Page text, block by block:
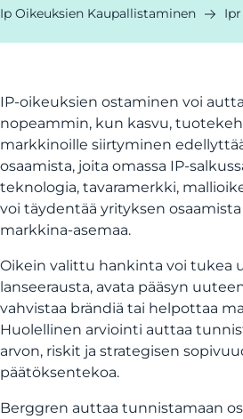
Ip Oikeuksien Kaupallistaminen
IP-oikeuksien ostaminen voi
nopeammin, kun kasvu,
markkinoille siirtyminen
osaamista, joita omassa IP-
teknologia, tavaramerkki,
voi täydentää yrityksen osaamista
markkina-asemaa.
Oikein valittu hankinta voi tukea
lanseerausta, avata pääsyn
vahvistaa brändiä tai helpottaa
Huolellinen arviointi auttaa
arvon, riskit ja strategisen
päätöksentekoa.
Berggren auttaa tunnistamaan